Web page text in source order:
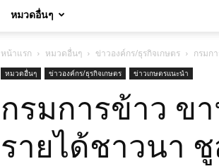
หมวดอื่นๆ
หน้าแรก หมวดอื่นๆ ข่าวองค์กร/ธุรกิจเกษตร กรมก
หมวดอื่นๆ ข่าวองค์กร/ธุรกิจเกษตร ข่าวเกษตรแนะนำ
กรมการข้าว ขา
รายได้ชาวนา